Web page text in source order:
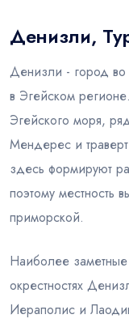
Блог
Денизли,
Денизли - город во
в Эгейском
Эгейского моря,
Мендерес и
здесь формируют
поэтому местность
приморской.
Наиболее заметные
окрестностях
Иераполис и